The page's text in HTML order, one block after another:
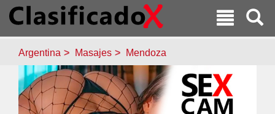
Argentina Masajes Mendoza